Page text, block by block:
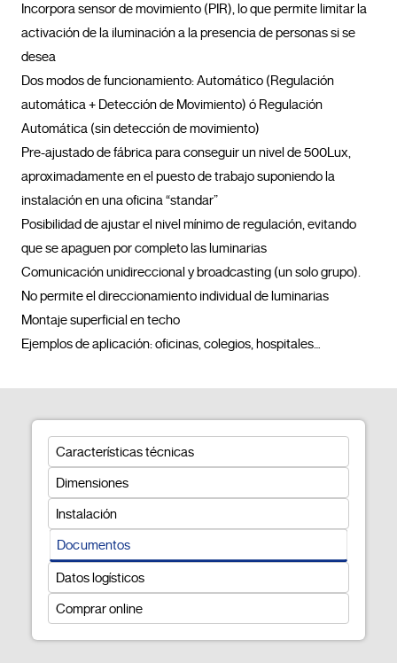
Incorpora sensor de movimiento (PIR), lo que permite limitar la
activación de la iluminación a la presencia de personas si se
desea
Dos modos de funcionamiento: Automático (Regulación
automática + Detección de Movimiento) ó Regulación
Automática (sin detección de movimiento)
Pre-ajustado de fábrica para conseguir un nivel de 500Lux,
aproximadamente en el puesto de trabajo suponiendo la
instalación en una oficina “standar”
Posibilidad de ajustar el nivel mínimo de regulación, evitando
que se apaguen por completo las luminarias
Comunicación unidireccional y broadcasting (un solo grupo).
No permite el direccionamiento individual de luminarias
Montaje superficial en techo
Características técnicas
Dimensiones
Instalación
Documentos
Datos logísticos
Comprar online